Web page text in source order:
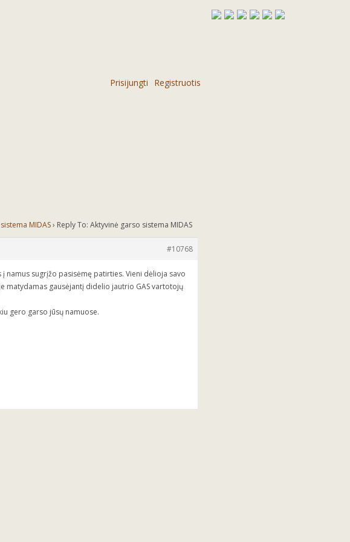
Prisijungti Registruotis
MIDAS› Reply To: Aktyvinė garso sistema MIDAS
#10768
namus sugrįžo pasisėmę patirties. Vieni dėlioja savo
matydamas gausėjantį didelio jautrio GAS vartotojų
gero garso jūsų namuose.